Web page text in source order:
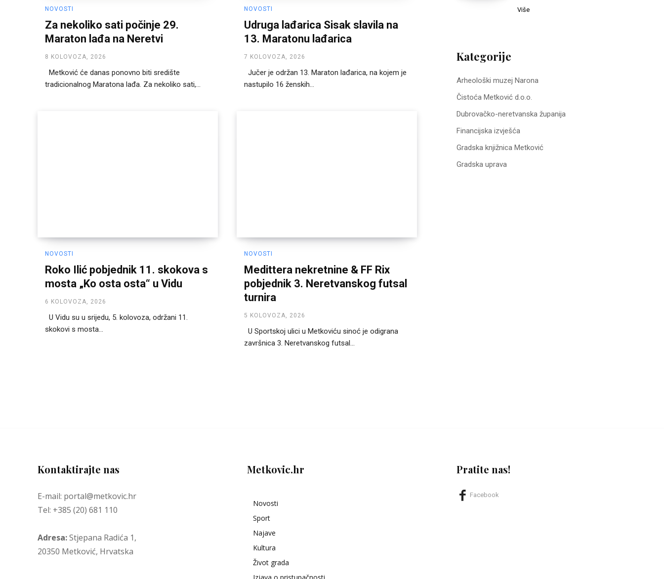
NOVOSTI
Za nekoliko sati počinje 29.
Maraton lađa na Neretvi
8 KOLOVOZA, 2026
Metković će danas ponovno biti središte
tradicionalnog Maratona lađa. Za nekoliko sati,...
NOVOSTI
Udruga lađarica Sisak slavila na
13. Maratonu lađarica
7 KOLOVOZA, 2026
Jučer je održan 13. Maraton lađarica, na kojem je
nastupilo 16 ženskih...
NOVOSTI
Roko Ilić pobjednik 11. skokova s
mosta „Ko osta osta“ u Vidu
6 KOLOVOZA, 2026
U Vidu su u srijedu, 5. kolovoza, održani 11.
skokovi s mosta...
NOVOSTI
Medittera nekretnine & FF Rix
pobjednik 3. Neretvanskog futsal
turnira
5 KOLOVOZA, 2026
U Sportskoj ulici u Metkoviću sinoć je odigrana
završnica 3. Neretvanskog futsal...
Više
Kategorije
Arheološki muzej Narona
Čistoća Metković d.o.o.
Dubrovačko-neretvanska županija
Financijska izvješća
Gradska knjižnica Metković
Gradska uprava
Kontaktirajte nas
E-mail: portal@metkovic.hr
Tel: +385 (20) 681 110
Adresa:Stjepana Radića 1,
20350 Metković, Hrvatska
Metkovic.hr
Novosti
Sport
Najave
Kultura
Život grada
Izjava o pristupačnosti
Pratite nas!
Facebook